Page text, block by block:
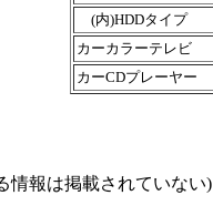
(内)HDDタイプ
カーカラーテレビ
カーCDプレーヤー
情報は掲載されていない)